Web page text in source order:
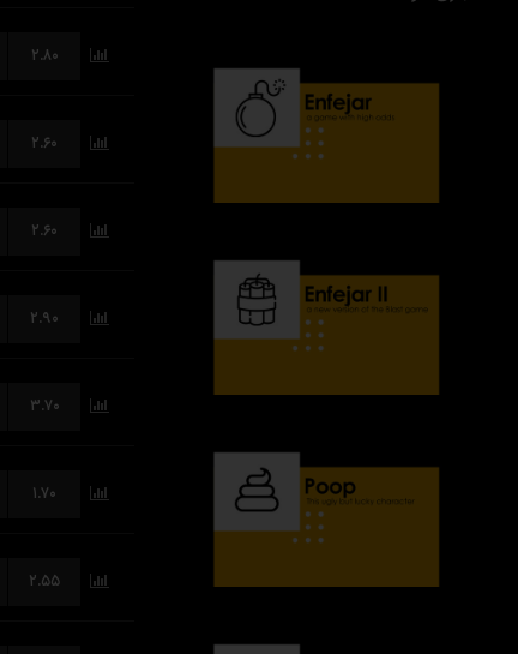
۲.۸۰
۲.۶۰
۲.۶۰
۲.۹۰
۳.۷۰
۱.۷۰
۲.۵۵